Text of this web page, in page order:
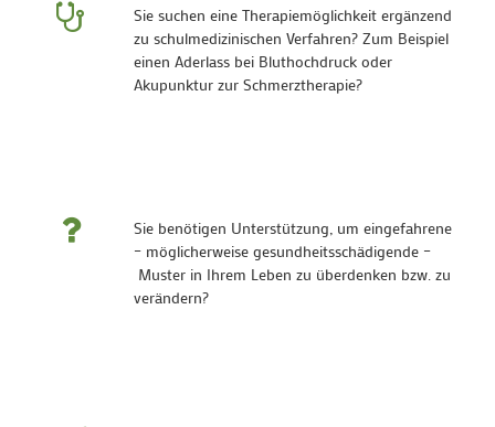
Sie suchen eine Therapiemöglichkeit ergänzend
zu schulmedizinischen Verfahren? Zum Beispiel
einen Aderlass bei Bluthochdruck oder
Akupunktur zur Schmerztherapie?
Sie benötigen Unterstützung, um eingefahrene
– möglicherweise gesundheitsschädigende –
Muster in Ihrem Leben zu überdenken bzw. zu
verändern?